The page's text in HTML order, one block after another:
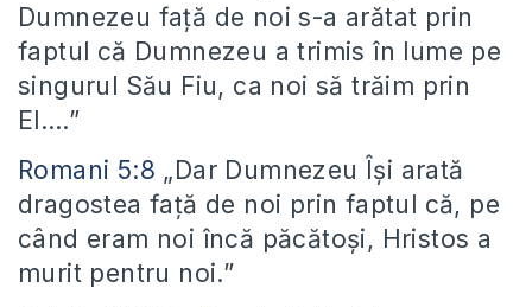
Dumnezeu faţă de noi s-a arătat prin
faptul că Dumnezeu a trimis în lume pe
singurul Său Fiu, ca noi să trăim prin
El….”
Romani 5:8 „Dar Dumnezeu Îşi arată
dragostea faţă de noi prin faptul că, pe
când eram noi încă păcătoşi, Hristos a
murit pentru noi.”